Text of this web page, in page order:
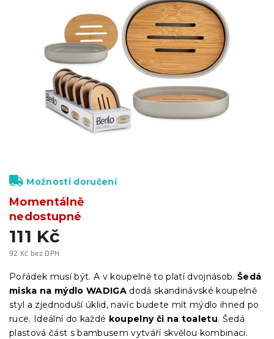
111 Kč
92 Kč bez DPH
cena:
Momentálně
nedostupné
Možnosti doručení
Pořádek musí být. A v koupelně to platí dvojnásob. Šedá
miska na mýdlo WADIGA dodá skandinávské koupelně
styl a zjednoduší úklid, navíc budete mít mýdlo ihned po
ruce. Ideální do každé koupelny či na toaletu. Šedá
plastová část s bambusem vytváří skvělou kombinaci.